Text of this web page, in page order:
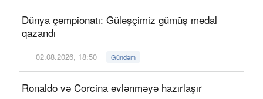
Dünya çempionatı: Güləşçimiz gümüş medal
qazandı
02.08.2026, 18:50 Gündəm
Ronaldo və Corcina evlənməyə hazırlaşır